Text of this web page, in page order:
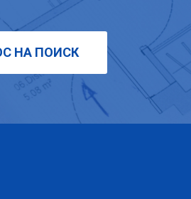
НА ПОИСК